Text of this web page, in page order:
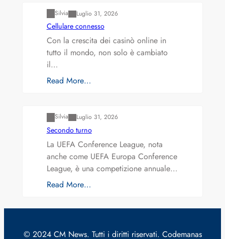
Silvia Luglio 31, 2026
Cellulare connesso
Con la crescita dei casinò online in
tutto il mondo, non solo è cambiato
il…
Read More…
Silvia Luglio 31, 2026
Secondo turno
La UEFA Conference League, nota
anche come UEFA Europa Conference
League, è una competizione annuale…
Read More…
© 2024 CM News. Tutti i diritti riservati. Codemanas